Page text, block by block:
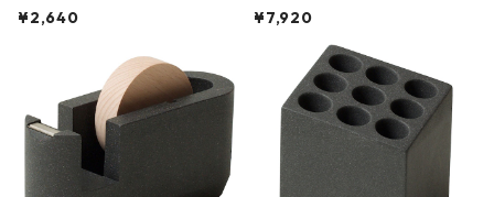
ハードカバー 罫線 ヴァン・ゴッホ
¥2,640
urniture WALL Table B5 ネイビー
¥7,920